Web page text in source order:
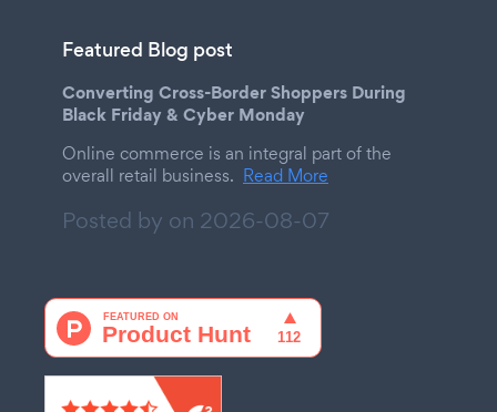
Featured Blog post
Converting Cross-Border Shoppers During
Black Friday & Cyber Monday
Online commerce is an integral part of the
overall retail business. Read More
Posted by on 2026-08-07